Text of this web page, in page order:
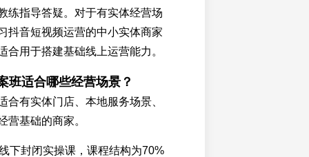
练指导答疑。对于有实体经营场
抖音短视频运营的中小实体商家
合用于搭建基础线上运营能力。
班适合哪些经营场景？
合有实体门店、本地服务场景、
营基础的商家。
下封闭实操课，课程结构为70%